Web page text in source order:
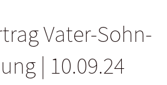
Vater-Sohn-
| 10.09.24